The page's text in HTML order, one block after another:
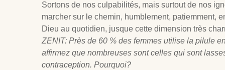
Sortons de nos culpabilités, mais surtout de nos
marcher sur le chemin, humblement, patiemment,
Dieu au quotidien, jusque cette dimension très
ZENIT: Près de 60 % des femmes utilise la pilule
affirmez que nombreuses sont celles qui sont
contraception. Pourquoi?